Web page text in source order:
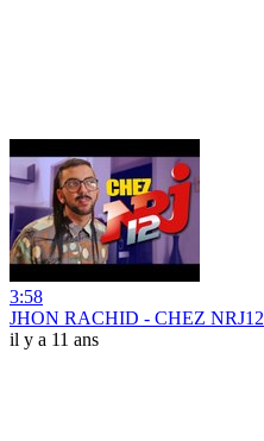
3:58
JHON RACHID - CHEZ NRJ12
il y a 11 ans